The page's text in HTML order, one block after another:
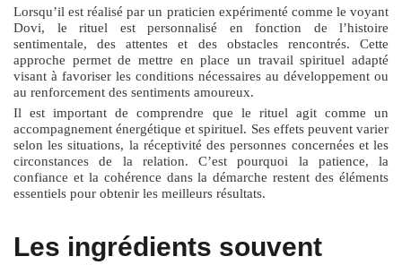
Lorsqu’il est réalisé par un praticien expérimenté comme le voyant
Dovi, le rituel est personnalisé en fonction de l’histoire
sentimentale, des attentes et des obstacles rencontrés. Cette
approche permet de mettre en place un travail spirituel adapté
visant à favoriser les conditions nécessaires au développement ou
au renforcement des sentiments amoureux.
Il est important de comprendre que le rituel agit comme un
accompagnement énergétique et spirituel. Ses effets peuvent varier
selon les situations, la réceptivité des personnes concernées et les
circonstances de la relation. C’est pourquoi la patience, la
confiance et la cohérence dans la démarche restent des éléments
essentiels pour obtenir les meilleurs résultats.
Les ingrédients souvent